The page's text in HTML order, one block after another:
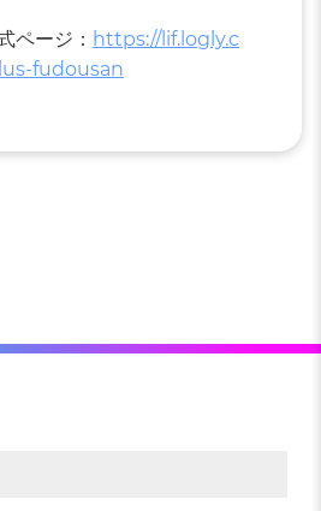
ページ： https://lif.logly.c
fudousan